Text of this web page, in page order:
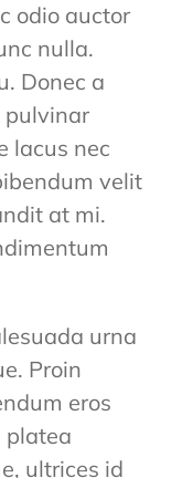
odio auctor
nulla.
Donec a
pulvinar
lacus nec
velit
at mi.
urna
Proin
eros
platea
ultrices id